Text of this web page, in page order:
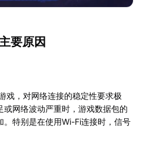
要原因
戏，对网络连接的稳定性要求极
网络波动严重时，游戏数据包的
特别是在使用Wi-Fi连接时，信号